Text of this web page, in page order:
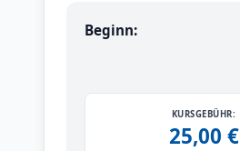
Beginn:
KURSGEBÜHR:
25,00 €